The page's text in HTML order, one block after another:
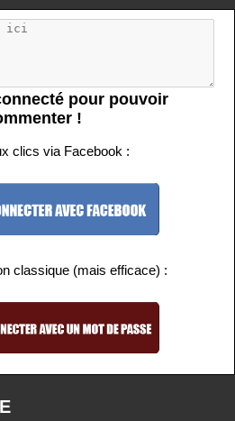
pour pouvoir
!
clics via Facebook :
classique (mais efficace) :